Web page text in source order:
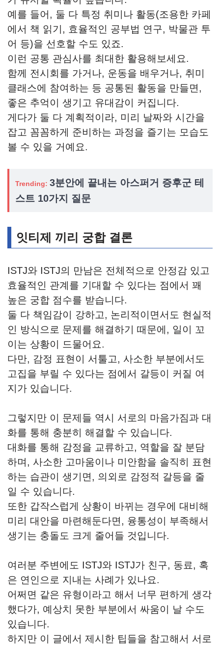
예를 들어, 둘 다 특정 취미나 활동(조용한 카페
에서 책 읽기, 효율적인 공부법 연구, 박물관 투
어 등)을 선호할 수도 있죠.
이런 공통 관심사를 최대한 활용해보세요.
함께 전시회를 가거나, 운동을 배우거나, 취미
클래스에 참여하는 등 공통된 활동을 만들면,
좋은 추억이 생기고 유대감이 커집니다.
게다가 둘 다 계획적이라, 미리 날짜와 시간을
잡고 꼼꼼하게 준비하는 과정을 즐기는 모습도
볼 수 있을 거예요.
Trending: 3분안에 끝내는 아스퍼거 증후군 테
스트 10가지 질문
잇티제 끼리 궁합 결론
ISTJ와 ISTJ의 만남은 전체적으로 안정감 있고
효율적인 관계를 기대할 수 있다는 점에서 꽤
높은 궁합 점수를 받습니다.
둘 다 책임감이 강하고, 논리적이면서도 현실적
인 방식으로 문제를 해결하기 때문에, 일이 꼬
이는 상황이 드물어요.
다만, 감정 표현이 서툴고, 사소한 부분에서도
고집을 부릴 수 있다는 점에서 갈등이 커질 여
지가 있습니다.
그렇지만 이 문제들 역시 서로의 마음가짐과 대
화를 통해 충분히 해결할 수 있습니다.
대화를 통해 감정을 교류하고, 역할을 잘 분담
하며, 사소한 고마움이나 미안함을 솔직히 표현
하는 습관이 생기면, 의외로 감정적 갈등을 줄
일 수 있습니다.
또한 갑작스럽게 상황이 바뀌는 경우에 대비해
미리 대안을 마련해둔다면, 융통성이 부족해서
생기는 충돌도 크게 줄어들 것입니다.
여러분 주변에도 ISTJ와 ISTJ가 친구, 동료, 혹
은 연인으로 지내는 사례가 있나요.
어쩌면 같은 유형이라고 해서 너무 편하게 생각
했다가, 예상치 못한 부분에서 싸움이 날 수도
있습니다.
하지만 이 글에서 제시한 팁들을 참고해서 서로